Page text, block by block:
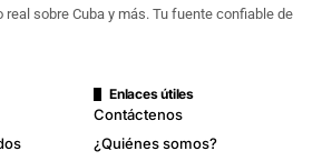
real sobre Cuba y más. Tu fuente confiable de
Enlaces útiles
Contáctenos
¿Quiénes somos?